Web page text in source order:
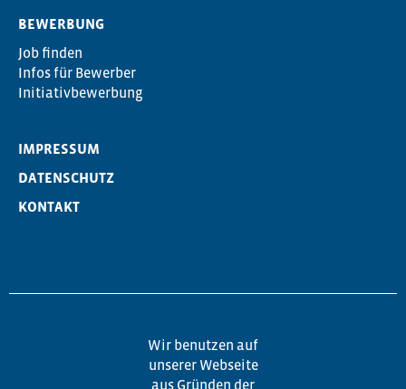
BEWERBUNG
Job finden
Infos für Bewerber
Initiativbewerbung
IMPRESSUM
DATENSCHUTZ
KONTAKT
Wir benutzen auf
unserer Webseite
aus Gründen der